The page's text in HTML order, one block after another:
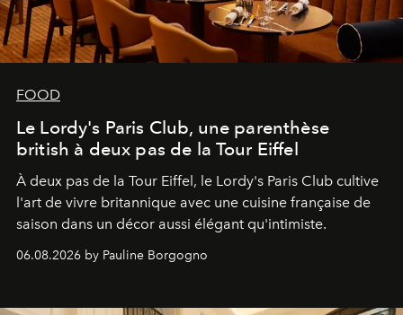
FOOD
Le Lordy's Paris Club, une parenthèse
british à deux pas de la Tour Eiffel
À deux pas de la Tour Eiffel, le Lordy's Paris Club cultive
l'art de vivre britannique avec une cuisine française de
saison dans un décor aussi élégant qu'intimiste.
06.08.2026 by Pauline Borgogno